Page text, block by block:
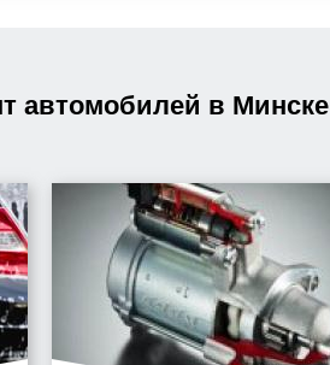
автомобилей в Минске